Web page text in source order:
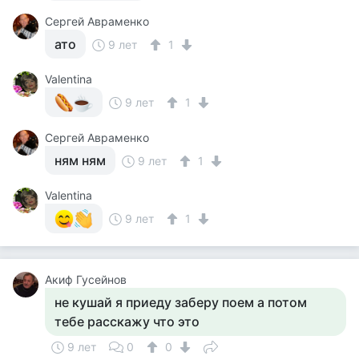
Сергей Авраменко
ато 9 лет 1
Valentina
9 лет
1
Сергей Авраменко
ням ням 9 лет 1
Valentina
9 лет
1
Акиф Гусейнов
не кушай я приеду заберу поем а потом
тебе расскажу что это
9 лет 0 0